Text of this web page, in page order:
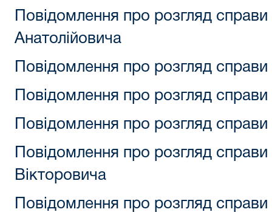
Повідомлення про розгляд
Анатолійовича
Повідомлення про розгляд справи
Повідомлення про розгляд
Повідомлення про розгляд справи
Повідомлення про розгляд
Вікторовича
Повідомлення про розгляд справи